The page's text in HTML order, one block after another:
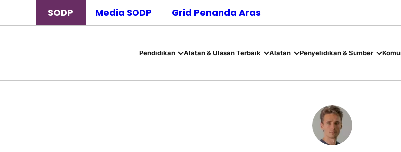
SODP Media SODP Grid Penanda Aras
Pendidikan Alatan & Ulasan Terbaik Alatan Penyelidikan & Sumber